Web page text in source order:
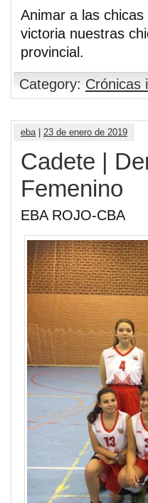
Animar a las
victoria nuestras
provincial.
Category: Crónicas
eba| 23 de enero de 2019
Cadete |
Femenino
EBA ROJO-CBA